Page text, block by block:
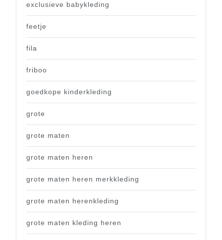
exclusieve babykleding
feetje
fila
friboo
goedkope kinderkleding
grote
grote maten
grote maten heren
grote maten heren merkkleding
grote maten herenkleding
grote maten kleding heren